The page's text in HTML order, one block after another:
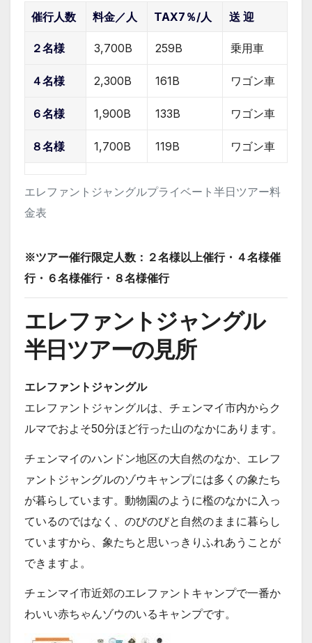
エレファントジャングルプライベート半日ツアー料
金表
催行人数 料金／人 TAX7％/人 送 迎
２名様 3,700B 259B 乗用車
４名様 2,300B 161B ワゴン車
６名様 1,900B 133B ワゴン車
８名様 1,700B 119B ワゴン車
※ツアー催行限定人数：２名様以上催行・４名様催
行・６名様催行・８名様催行
エレファントジャングル
半日ツアーの見所
エレファントジャングル
エレファントジャングルは、チェンマイ市内からク
ルマでおよそ50分ほど行った山のなかにあります。
チェンマイのハンドン地区の大自然のなか、エレフ
ァントジャングルのゾウキャンプには多くの象たち
が暮らしています。動物園のように檻のなかに入っ
ているのではなく、のびのびと自然のままに暮らし
ていますから、象たちと思いっきりふれあうことが
できますよ。
チェンマイ市近郊のエレファントキャンプで一番か
わいい赤ちゃんゾウのいるキャンプです。